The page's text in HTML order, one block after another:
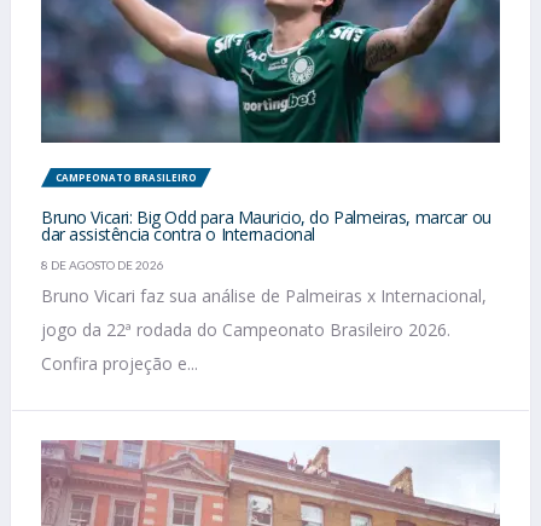
CAMPEONATO BRASILEIRO
Bruno Vicari: Big Odd para Mauricio, do Palmeiras, marcar ou
dar assistência contra o Internacional
8 DE AGOSTO DE 2026
Bruno Vicari faz sua análise de Palmeiras x Internacional,
jogo da 22ª rodada do Campeonato Brasileiro 2026.
Confira projeção e...